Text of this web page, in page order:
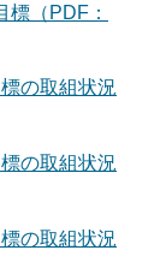
（PDF：
の取組状況
の取組状況
の取組状況